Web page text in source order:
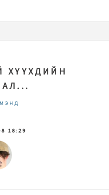
ХҮҮХДИЙН
2011-03-08 18:29